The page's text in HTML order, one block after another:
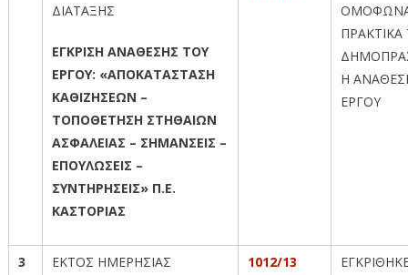
ΔΙΑΤΑΞΗΣ
ΕΓΚΡΙΣΗ ΑΝΑΘΕΣΗΣ ΤΟΥ
ΕΡΓΟΥ: «ΑΠΟΚΑΤΑΣΤΑΣΗ
ΚΑΘΙΖΗΣΕΩΝ –
ΤΟΠΟΘΕΤΗΣΗ ΣΤΗΘΑΙΩΝ
ΑΣΦΑΛΕΙΑΣ – ΣΗΜΑΝΣΕΙΣ –
ΕΠΟΥΛΩΣΕΙΣ –
ΣΥΝΤΗΡΗΣΕΙΣ» Π.Ε.
ΚΑΣΤΟΡΙΑΣ
ΠΡΑΚΤΙΚΑ
Η
ΕΡΓΟΥ
3
ΕΚΤΟΣ ΗΜΕΡΗΣΙΑΣ
1012/13